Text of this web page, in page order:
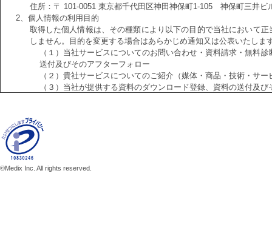
住所：〒 101-0051 東京都千代田区神田神保町1-105 神保町三井ビ
2、個人情報の利用目的
取得した個人情報は、その種類により以下の目的で当社において
しません。目的を変更する場合はあらかじめ通知又は公表いたしま
（１）当社サービスについてのお問い合わせ・資料請求・無料
送付及びそのアフターフォロー
（２）貴社サービスについてのご紹介（媒体・商品・技術・サ
（３）当社が提供する資料のダウンロード登録、資料の送付及
取得した個人情報は、以下に掲げる場合に限り第2項に記載する条
いただくことがあります。
（２）当社の業務委託先が、当社に代ってアフターサービスな
©Medix Inc. All rights reserved.